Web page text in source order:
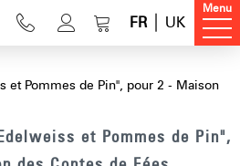
FR UK
Menu
et Pommes de Pin", pour 2 - Maison
et Pommes de Pin",